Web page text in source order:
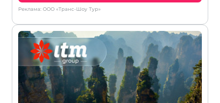
Реклама: ООО «Транс-Шоу Тур»